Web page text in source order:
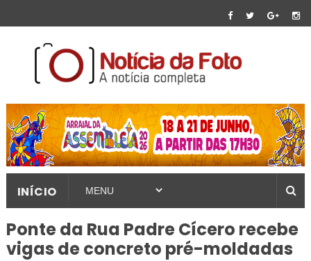
INÍCIO
Ponte da Rua Padre Cícero recebe
vigas de concreto pré-moldadas